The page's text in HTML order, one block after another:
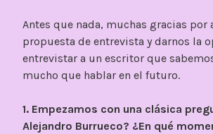
Antes que nada, muchas gracias por
propuesta de entrevista y darnos la
entrevistar a un escritor que
mucho que hablar en el futuro.
1. Empezamos con una clásica
Alejandro Burrueco? ¿En qué